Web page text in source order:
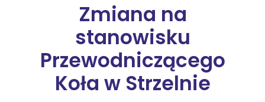
Zmiana na
stanowisku
Przewodniczącego
Koła w Strzelnie